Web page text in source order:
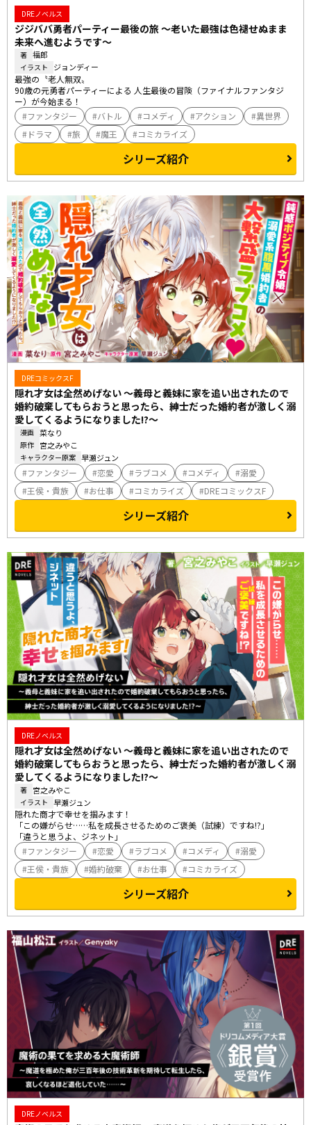
DREノベルス
ジジババ勇者パーティー最後の旅 ～老いた最強は色褪せぬまま
未来へ進むようです～
著 福郎
イラスト ジョンディー
最強の〝老人無双〟
90歳の元勇者パーティーによる 人生最後の冒険（ファイナルファンタジ
ー）が今始まる！
ファンタジー
バトル コメディ アクション
異世界
ドラマ
旅 魔王 コミカライズ
シリーズ紹介
DREコミックスF
隠れ才女は全然めげない ～義母と義妹に家を追い出されたので
婚約破棄してもらおうと思ったら、紳士だった婚約者が激しく溺
愛してくるようになりました!?～
漫画 菜なり
原作 宮之みやこ
キャラクター原案 早瀬ジュン
ファンタジー 恋愛 ラブコメ コメディ
溺愛
王侯・貴族
お仕事 コミカライズ DREコミックスF
シリーズ紹介
DREノベルス
隠れ才女は全然めげない ～義母と義妹に家を追い出されたので
婚約破棄してもらおうと思ったら、紳士だった婚約者が激しく溺
愛してくるようになりました!?～
著 宮之みやこ
イラスト 早瀬ジュン
隠れた商才で幸せを掴みます！
「この嫌がらせ……私を成長させるためのご褒美（試練）ですね!?」
「違うと思うよ、ジネット」
ファンタジー
恋愛 ラブコメ コメディ
溺愛
王侯・貴族
婚約破棄 お仕事 コミカライズ
シリーズ紹介
DREノベルス